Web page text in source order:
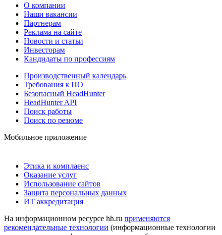
О компании
Наши вакансии
Партнерам
Реклама на сайте
Новости и статьи
Инвесторам
Кандидаты по профессиям
Производственный календарь
Требования к ПО
Безопасный HeadHunter
HeadHunter API
Поиск работы
Поиск по резюме
Мобильное приложение
Этика и комплаенс
Оказание услуг
Использование сайтов
Защита персональных данных
ИТ аккредитация
На информационном ресурсе hh.ru применяются
рекомендательные технологии (информационные технологии